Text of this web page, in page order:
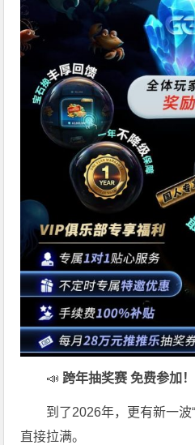
📣跨年抽奖赛 免费参加
到了2026年，更有新一波
直接拉满。